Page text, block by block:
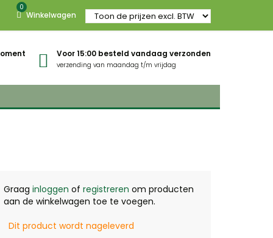
0
Winkelwagen
Voor 15:00 besteld vandaag verzonden
verzending van maandag t/m vrijdag
Graag inloggen of registreren om producten
aan de winkelwagen toe te voegen.
Dit product wordt nageleverd